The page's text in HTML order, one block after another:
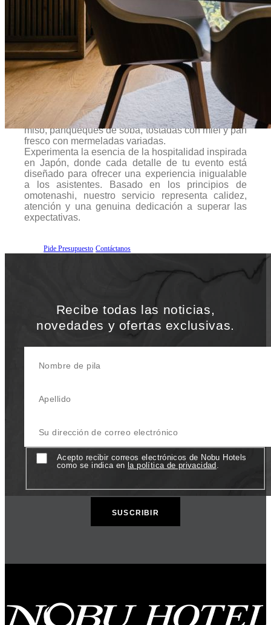
Reuniones y Eventos
Nobu Hotel Marbella irradia un ambiente de
refinamiento relajado que marca el tono para
eventos excepcionales de hasta 80 invitados en la
glamorosa Milla de Oro. Eleva tu ocasión con
nuestras pausas y almuerzos exclusivos, que
incluyen una selección de pasteles y bocados
ligeros al estilo Nobu. Sorprende a tus asistentes
con croissants de chocolate y té verde, muffins de
miso, panqueques de soba, tostadas con miel y pan
fresco con mermeladas variadas.
Experimenta la esencia de la hospitalidad inspirada
en Japón, donde cada detalle de tu evento está
diseñado para ofrecer una experiencia inigualable
a los asistentes. Basado en los principios de
omotenashi, nuestro servicio representa calidez,
atención y una genuina dedicación a superar las
expectativas.
Pide Presupuesto Contáctanos
Recibe todas las noticias,
novedades y ofertas exclusivas.
ConsentirAcepto recibir correos electrónicos de Nobu Hotels
como se indica en la política de privacidad .